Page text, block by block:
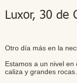
Luxor, 30 de
Otro día más en la
Estamos a un nivel
caliza y grandes rocas.